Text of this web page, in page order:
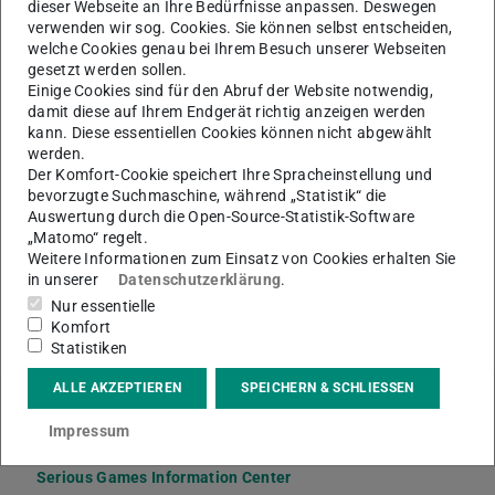
Die Serious Games Gruppe am Fachgebiet
Multimedia Kommunikation und am httc e.V. hat in
Kooperation mit dem Land Hessen (Aktionslinie
Digitales Hessen) ein Auskunftssystem für Serious
Games aufgebaut: Anbieter von Serious Games
können ihre Spiele über ein Portal beschreiben und
im Information Center einstellen; Anwender von
Serious Games können über das Auskunftssystem
geeignete Spiele für ihre individuellen Bedürfnisse
finden.
Serious Games Information Center
dieser Webseite an Ihre Bedürfnisse anpassen. Deswegen
verwenden wir sog. Cookies. Sie können selbst entscheiden,
welche Cookies genau bei Ihrem Besuch unserer Webseiten
gesetzt werden sollen.
Einige Cookies sind für den Abruf der Website notwendig,
damit diese auf Ihrem Endgerät richtig anzeigen werden
kann. Diese essentiellen Cookies können nicht abgewählt
werden.
Der Komfort-Cookie speichert Ihre Spracheinstellung und
bevorzugte Suchmaschine, während „Statistik“ die
Auswertung durch die Open-Source-Statistik-Software
„Matomo“ regelt.
Weitere Informationen zum Einsatz von Cookies erhalten Sie
in unserer
Datenschutzerklärung.
Nur essentielle
Komfort
Statistiken
ALLE AKZEPTIEREN SPEICHERN & SCHLIESSEN
Impressum